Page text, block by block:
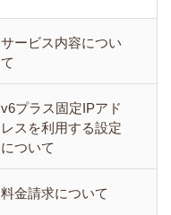
サービス内容につい
て
v6プラス固定IPアド
レスを利用する設定
について
料金請求について